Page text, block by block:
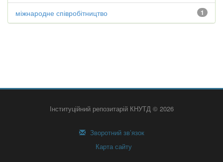
1
міжнародне співробітництво
Інституційний репозитарій КНУТД © 2026
Зворотний зв’язок
Карта сайту